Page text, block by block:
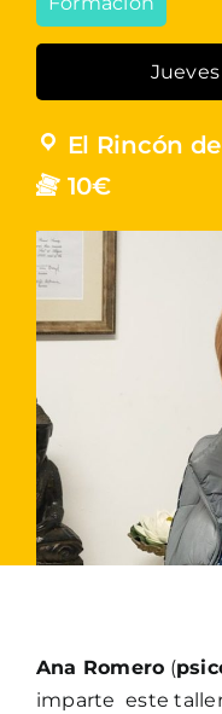
Jueves
El Rincón
10€
Ana Romero (
imparte este